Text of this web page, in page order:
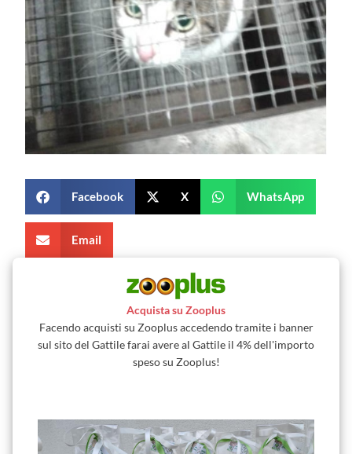
Facebook X WhatsApp
Email
Acquista su Zooplus
Facendo acquisti su Zooplus accedendo tramite i banner
sul sito del Gattile farai avere al Gattile il 4% dell'importo
speso su Zooplus!